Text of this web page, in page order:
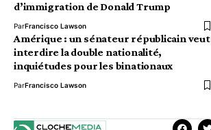
d’immigration de Donald Trump
ParFrancisco Lawson
Amérique : un sénateur républicain veut
interdire la double nationalité,
inquiétudes pour les binationaux
ParFrancisco Lawson